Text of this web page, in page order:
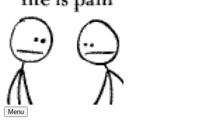
Menu